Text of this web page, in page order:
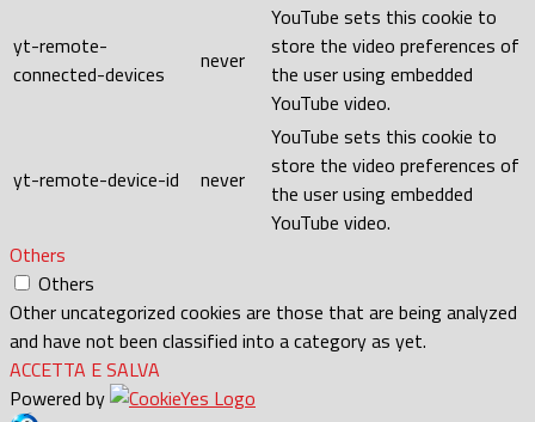
yt-remote-
connected-devices
never
YouTube sets this cookie to
store the video preferences of
the user using embedded
YouTube video.
yt-remote-device-id never
YouTube sets this cookie to
store the video preferences of
the user using embedded
YouTube video.
Others
Others
Other uncategorized cookies are those that are being analyzed
and have not been classified into a category as yet.
ACCETTA E SALVA
Powered by